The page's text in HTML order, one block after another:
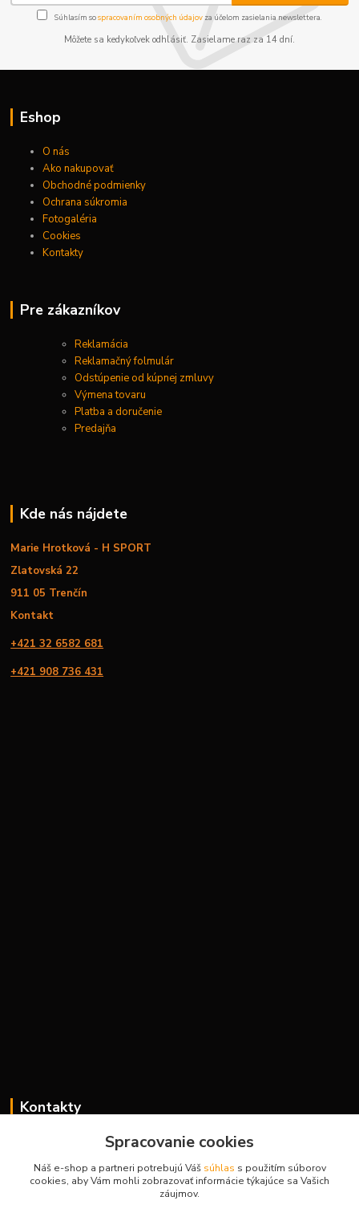
Súhlasím sospracovaním osobných údajov za účelom zasielania newslettera.
Môžete sa kedykoľvek odhlásiť. Zasielame raz za 14 dní.
Eshop
O nás
Ako nakupovať
Obchodné podmienky
Ochrana súkromia
Fotogaléria
Cookies
Kontakty
Pre zákazníkov
Reklamácia
Reklamačný folmulár
Odstúpenie od kúpnej zmluvy
Výmena tovaru
Platba a doručenie
Predajňa
Kde nás nájdete
Marie Hrotková - H SPORT
Zlatovská 22
911 05 Trenčín
Kontakt
+421 32 6582 681
+421 908 736 431
Kontakty
H-Sport
Spracovanie cookies
Náš e-shop a partneri potrebujú Váš súhlas s použitím súborov
cookies, aby Vám mohli zobrazovať informácie týkajúce sa Vašich
záujmov.